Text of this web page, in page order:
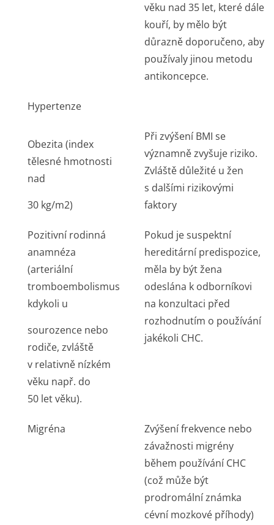
věku nad 35 let, které dále
kouří, by mělo být
důrazně doporučeno, aby
používaly jinou metodu
antikoncepce.
Hypertenze
Obezita (index
tělesné hmotnosti
nad
30 kg/m2)
Při zvýšení BMI se
významně zvyšuje riziko.
Zvláště důležité u žen
s dalšími rizikovými
faktory
Pozitivní rodinná
anamnéza
(arteriální
tromboembolismus
kdykoli u
sourozence nebo
rodiče, zvláště
v relativně nízkém
věku např. do
50 let věku).
Pokud je suspektní
hereditární predispozice,
měla by být žena
odeslána k odborníkovi
na konzultaci před
rozhodnutím o používání
jakékoli CHC.
Migréna
Zvýšení frekvence nebo
závažnosti migrény
během používání CHC
(což může být
prodromální známka
cévní mozkové příhody)